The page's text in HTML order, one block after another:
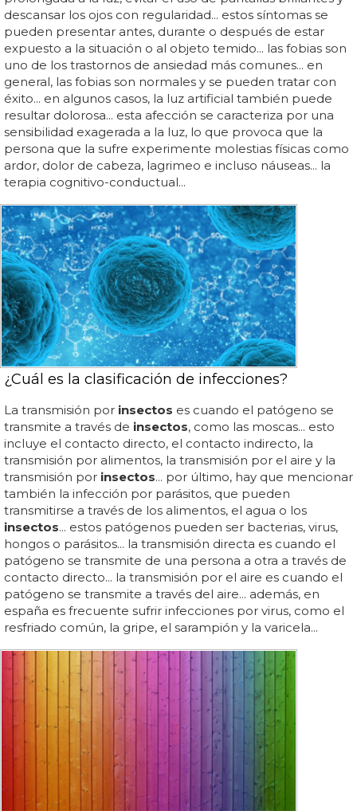
descansar los ojos con regularidad... estos síntomas se
pueden presentar antes, durante o después de estar
expuesto a la situación o al objeto temido... las fobias son
uno de los trastornos de ansiedad más comunes... en
general, las fobias son normales y se pueden tratar con
éxito... en algunos casos, la luz artificial también puede
resultar dolorosa... esta afección se caracteriza por una
sensibilidad exagerada a la luz, lo que provoca que la
persona que la sufre experimente molestias físicas como
ardor, dolor de cabeza, lagrimeo e incluso náuseas... la
terapia cognitivo-conductual...
¿Cuál es la clasificación de infecciones?
La transmisión por insectos es cuando el patógeno se
transmite a través de insectos, como las moscas... esto
incluye el contacto directo, el contacto indirecto, la
transmisión por alimentos, la transmisión por el aire y la
transmisión por insectos... por último, hay que mencionar
también la infección por parásitos, que pueden
transmitirse a través de los alimentos, el agua o los
insectos... estos patógenos pueden ser bacterias, virus,
hongos o parásitos... la transmisión directa es cuando el
patógeno se transmite de una persona a otra a través de
contacto directo... la transmisión por el aire es cuando el
patógeno se transmite a través del aire... además, en
españa es frecuente sufrir infecciones por virus, como el
resfriado común, la gripe, el sarampión y la varicela...